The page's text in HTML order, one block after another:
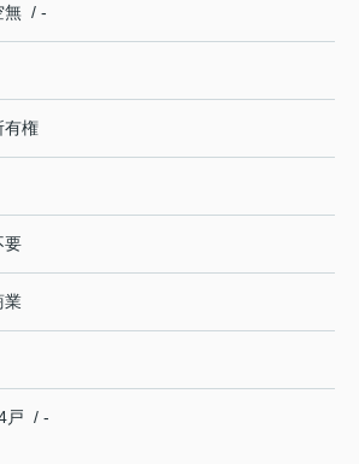
無 / -
有権
要
業
戸 / -